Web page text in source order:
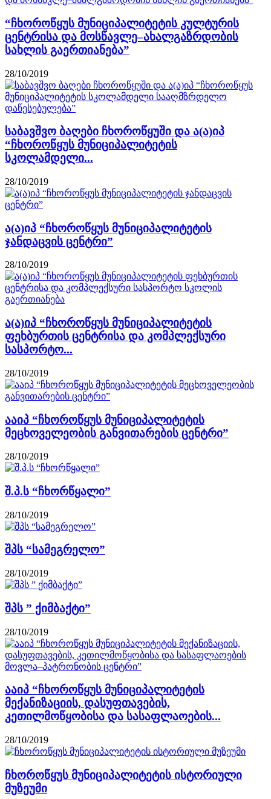
“ჩხოროწყუს მუნიციპალიტეტის კულტურის
ცენტრისა და მოსწავლე–ახალგაზრდობის
სახლის გაერთიანება”
28/10/2019
საბავშვო ბაღები ჩხოროწყუში და ა(ა)იპ
“ჩხოროწყუს მუნიციპალიტეტის
სკოლამდელი...
28/10/2019
ა(ა)იპ “ჩხოროწყუს მუნიციპალიტეტის
ჯანდაცვის ცენტრი”
28/10/2019
ა(ა)იპ “ჩხოროწყუს მუნიციპალიტეტის
ფეხბურთის ცენტრისა და კომპლექსური
სასპორტო...
28/10/2019
ააიპ “ჩხოროწყუს მუნიციპალიტეტის
მეცხოველეობის განვითარების ცენტრი”
28/10/2019
შ.პ.ს “ჩხორწყალი”
28/10/2019
შპს “სამეგრელო”
28/10/2019
შპს ” ქიმბაქტი”
28/10/2019
ააიპ “ჩხოროწყუს მუნიციპალიტეტის
მექანიზაციის, დასუფთავების,
კეთილმოწყობისა და სასაფლაოების...
28/10/2019
ჩხოროწყუს მუნიციპალიტეტის ისტორიული
მუზეუმი